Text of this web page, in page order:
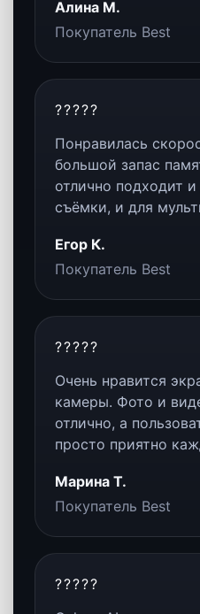
впечатляющим.
SPD
Смартфон
тяжёлыми
контента, играми
повседневными
сценариями.
DES
Корпус и дизайн
Премиальные
статусный
Galaxy S25 Ultra
всём.